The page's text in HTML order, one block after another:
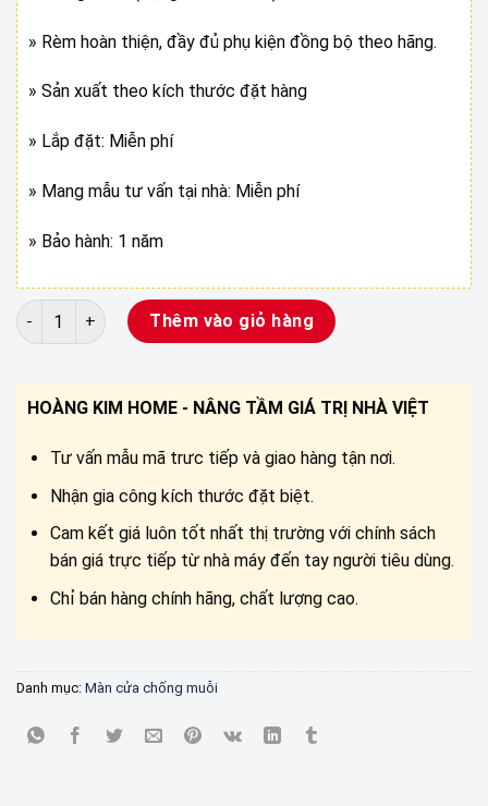
» Rèm hoàn thiện, đầy đủ phụ kiện đồng bộ theo hãng.
» Sản xuất theo kích thước đặt hàng
» Lắp đặt: Miễn phí
» Mang mẫu tư vấn tại nhà: Miễn phí
» Bảo hành: 1 năm
Cửa lưới chống muỗi kết hợp rèm tổ ong số lượng
Thêm vào giỏ hàng
HOÀNG KIM HOME - NÂNG TẦM GIÁ TRỊ NHÀ VIỆT
Tư vấn mẫu mã trưc tiếp và giao hàng tận nơi.
Nhận gia công kích thước đặt biệt.
Cam kết giá luôn tốt nhất thị trường với chính sách
bán giá trực tiếp từ nhà máy đến tay người tiêu dùng.
Chỉ bán hàng chính hãng, chất lượng cao.
Danh mục: Màn cửa chống muỗi